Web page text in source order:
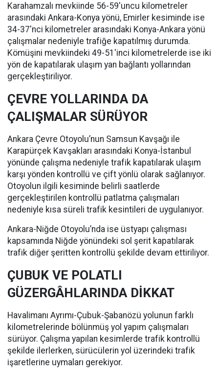
Karahamzalı mevkiinde 56-59'uncu kilometreler
arasındaki Ankara-Konya yönü, Emirler kesiminde ise
34-37'nci kilometreler arasındaki Konya-Ankara yönü
çalışmalar nedeniyle trafiğe kapatılmış durumda.
Kömüşini mevkiindeki 49-51'inci kilometrelerde ise iki
yön de kapatılarak ulaşım yan bağlantı yollarından
gerçekleştiriliyor.
ÇEVRE YOLLARINDA DA
ÇALIŞMALAR SÜRÜYOR
Ankara Çevre Otoyolu’nun Samsun Kavşağı ile
Karapürçek Kavşakları arasındaki Konya-İstanbul
yönünde çalışma nedeniyle trafik kapatılarak ulaşım
karşı yönden kontrollü ve çift yönlü olarak sağlanıyor.
Otoyolun ilgili kesiminde belirli saatlerde
gerçekleştirilen kontrollü patlatma çalışmaları
nedeniyle kısa süreli trafik kesintileri de uygulanıyor.
Ankara-Niğde Otoyolu’nda ise üstyapı çalışması
kapsamında Niğde yönündeki sol şerit kapatılarak
trafik diğer şeritten kontrollü şekilde devam ettiriliyor.
ÇUBUK VE POLATLI
GÜZERGÂHLARINDA DİKKAT
Havalimanı Ayrımı-Çubuk-Şabanözü yolunun farklı
kilometrelerinde bölünmüş yol yapım çalışmaları
sürüyor. Çalışma yapılan kesimlerde trafik kontrollü
şekilde ilerlerken, sürücülerin yol üzerindeki trafik
işaretlerine uymaları gerekiyor.